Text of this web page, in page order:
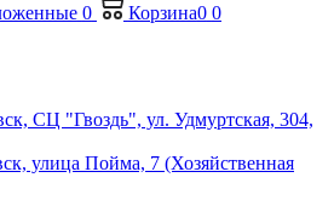
0 Корзина0 0
СЦ "Гвоздь", ул. Удмуртская, 304,
улица Пойма, 7 (Хозяйственная